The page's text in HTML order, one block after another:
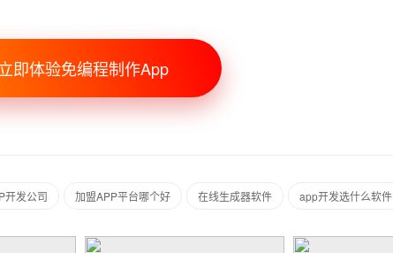
即体验免编程制作App
开发公司 加盟APP平台哪个好 在线生成器软件 app开发选什么软件